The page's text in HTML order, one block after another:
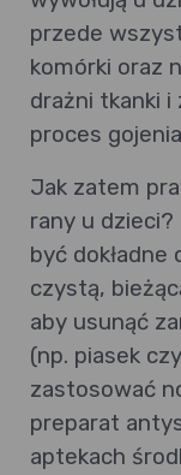
przede
komórki oraz
drażni tkanki
proces
Jak zatem
rany u
być dokładne
czystą,
aby usunąć
(np. piasek
zastosować
preparat
aptekach